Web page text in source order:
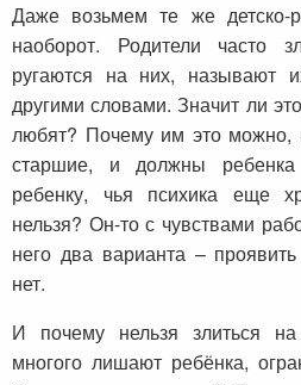
Даже возьмем те же детско-
наоборот. Родители часто
ругаются на них, называют
другими словами. Значит ли
любят? Почему им это можно,
старшие, и должны
ребенку, чья психика еще
нельзя? Он-то с чувствами
него два варианта –
нет.
И почему нельзя злиться
многого лишают ребёнка,